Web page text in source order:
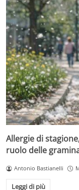
Allergie di
ruolo delle
Antonio Bastianelli
Leggi di più